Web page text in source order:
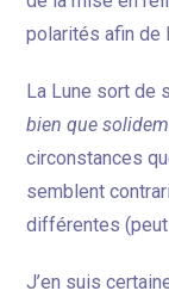
polarités afin de
La Lune sort de
bien que
circonstances
semblent
différentes
J’en suis